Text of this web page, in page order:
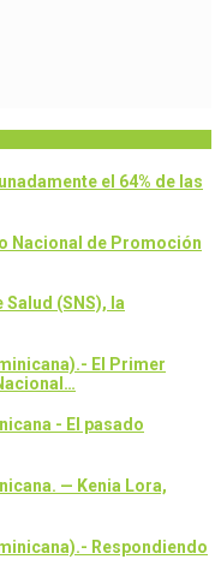
el 64% de las
Nacional de Promoción
Salud (SNS), la
El Primer
- El pasado
— Kenia Lora,
Respondiendo